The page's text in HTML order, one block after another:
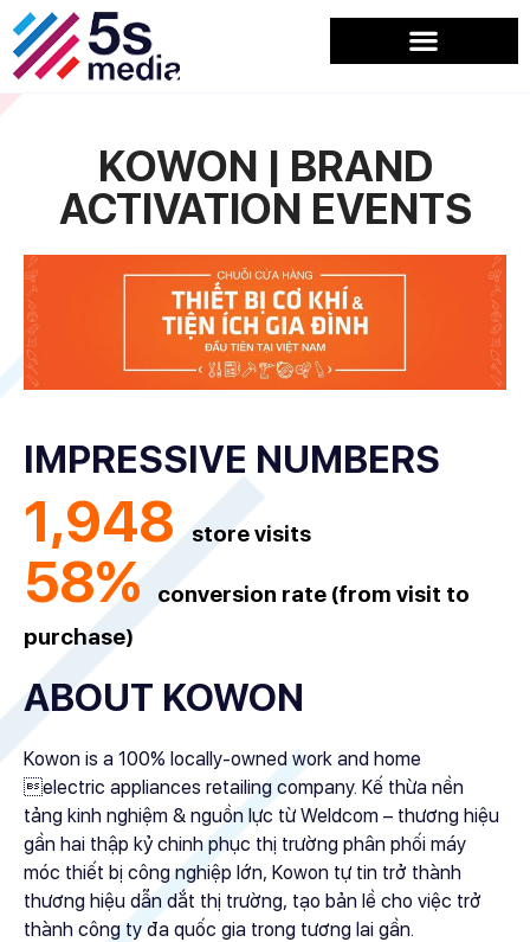
KOWON | BRAND
ACTIVATION EVENTS
IMPRESSIVE NUMBERS
1,948 store visits
58%
conversion rate (from visit to
purchase)
ABOUT KOWON
Kowon is a 100% locally-owned work and home
electric appliances retailing company. Kế thừa nền
tảng kinh nghiệm & nguồn lực từ Weldcom – thương hiệu
gần hai thập kỷ chinh phục thị trường phân phối máy
móc thiết bị công nghiệp lớn, Kowon tự tin trở thành
thương hiệu dẫn dắt thị trường, tạo bản lề cho việc trở
thành công ty đa quốc gia trong tương lai gần.